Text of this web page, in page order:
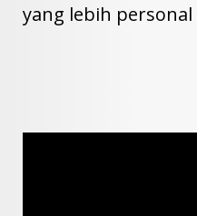
yang lebih